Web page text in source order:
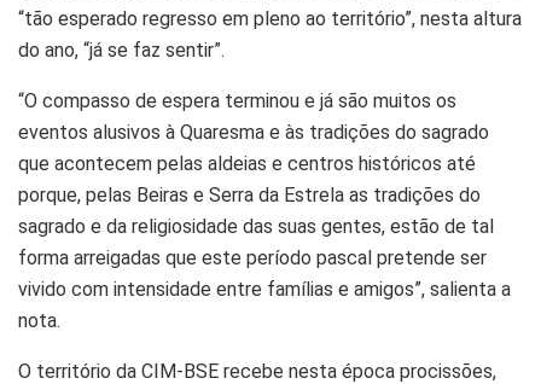
“tão esperado regresso em pleno ao território”, nesta altura
do ano, “já se faz sentir”.
“O compasso de espera terminou e já são muitos os
eventos alusivos à Quaresma e às tradições do sagrado
que acontecem pelas aldeias e centros históricos até
porque, pelas Beiras e Serra da Estrela as tradições do
sagrado e da religiosidade das suas gentes, estão de tal
forma arreigadas que este período pascal pretende ser
vivido com intensidade entre famílias e amigos”, salienta a
nota.
O território da CIM-BSE recebe nesta época procissões,